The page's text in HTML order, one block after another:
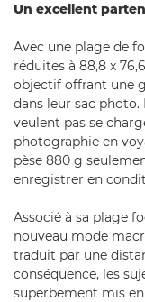
Un excellent
Avec une plage de
réduites à 88,8 x
objectif offrant une
dans leur sac
veulent pas se
photographie en
pèse 880 g
enregistrer en
Associé à sa plage
nouveau mode
traduit par une
conséquence, les
superbement mis